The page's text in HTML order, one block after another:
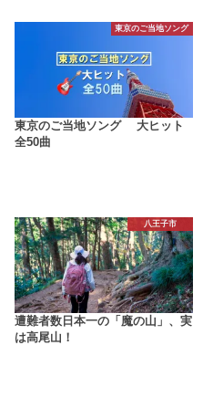
東京のご当地ソング
東京のご当地ソング 大ヒット
全50曲
八王子市
遭難者数日本一の「魔の山」、実
は高尾山！